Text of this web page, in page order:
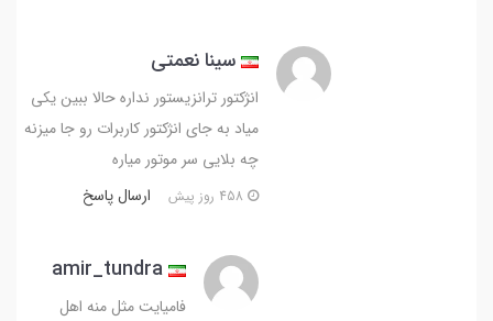
سینا نعمتی
انژکتور ترانزیستور نداره حالا ببین یکی
میاد به جای انژکتور کاربرات رو جا میزنه
چه بلایی سر موتور میاره
ارسال پاسخ
amir_tundra
فامیایت مثل منه اهل